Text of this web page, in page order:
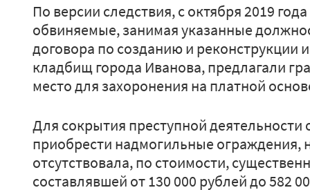
По версии следствия, с октября 2019
обвиняемые, занимая указанные
договора по созданию и
кладбищ города Иванова, предлагали
место для захоронения на платной
Для сокрытия преступной
приобрести надмогильные ограждения,
отсутствовала, по стоимости,
составлявшей от 130 000 рублей до 582